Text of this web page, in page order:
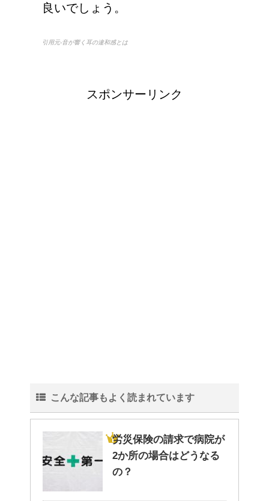
良いでしょう。
引用元-音が響く耳の違和感とは
スポンサーリンク
こんな記事もよく読まれています
労災保険の請求で病院が
2か所の場合はどうなる
の？